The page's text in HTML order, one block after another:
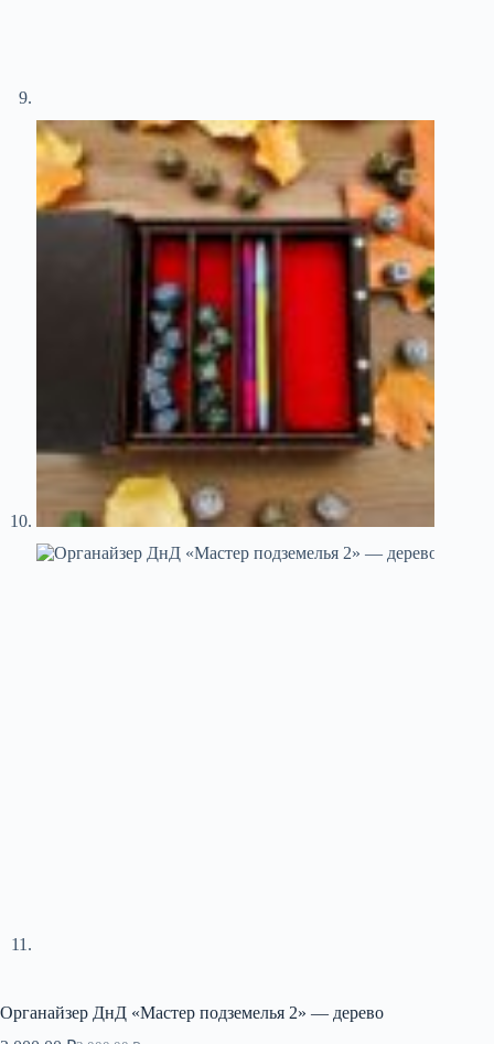
Органайзер ДнД «Мастер подземелья 2» — дерево